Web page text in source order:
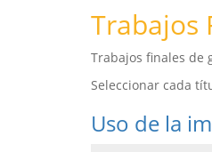
Trabajos
Trabajos finales de
Seleccionar cada
Uso de la